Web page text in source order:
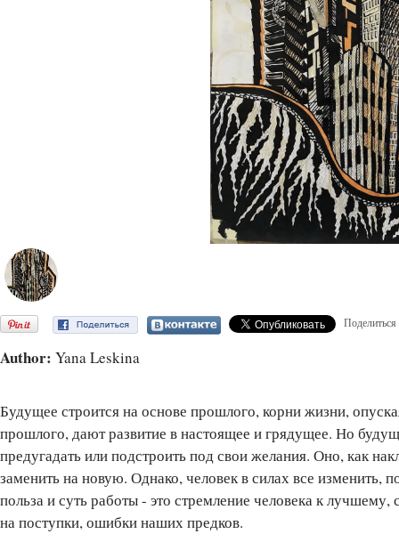
Поделиться
Author: Yana Leskina
Будущее строится на основе прошлого, корни жизни,
прошлого, дают развитие в настоящее и грядущее. Но
предугадать или подстроить под свои желания. Оно, как
заменить на новую. Однако, человек в силах все изменить,
польза и суть работы - это стремление человека к
на поступки, ошибки наших предков.